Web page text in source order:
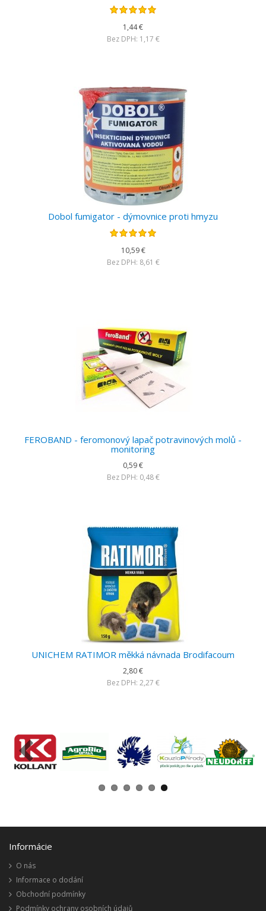
1,44 €
Bez DPH: 1,17 €
Dobol fumigator - dýmovnice proti hmyzu
10,59 €
Bez DPH: 8,61 €
FEROBAND - feromonový lapač potravinových molů -
monitoring
0,59 €
Bez DPH: 0,48 €
UNICHEM RATIMOR měkká návnada Brodifacoum
2,80 €
Bez DPH: 2,27 €
Informácie
O nás
Informace o dodání
Obchodní podmínky
Podmínky ochrany osobních údajů